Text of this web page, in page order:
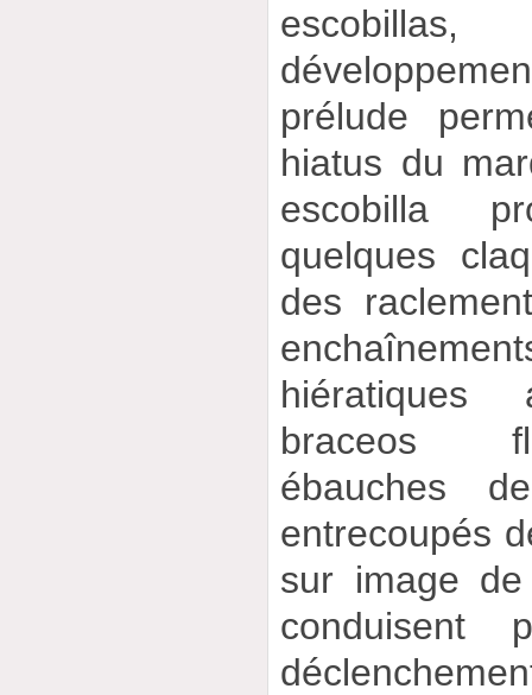
prélude
hiatus du
escobilla
quelques
des
hiératiques
braceos
ébauches
entrecoupés
sur image
conduisent